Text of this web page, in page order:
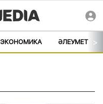
ЭКОНОМИКА ӘЛЕУМЕТ >